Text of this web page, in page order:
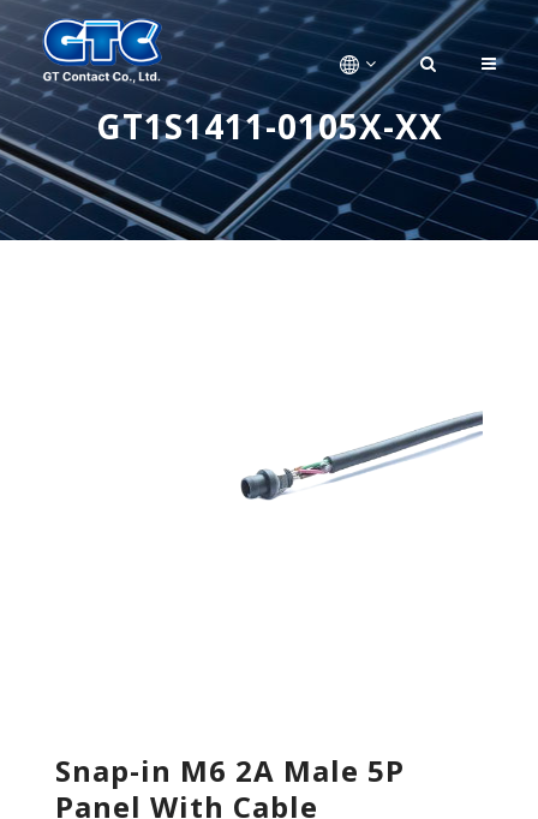
GT1S1411-0105X-XX
Snap-in M6 2A Male 5P
Panel With Cable